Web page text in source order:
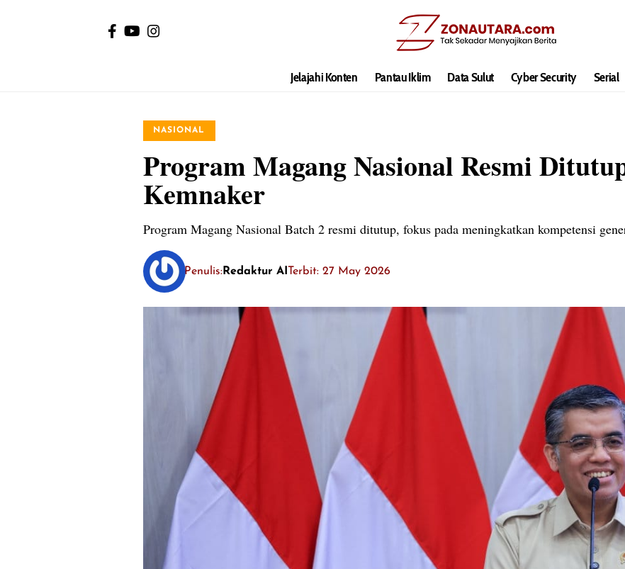
Jelajahi Konten Pantau Iklim Data Sulut Cyber Security Serial
NASIONAL
Program Magang Nasional Resmi
Kemnaker
Program Magang Nasional Batch 2 resmi ditutup, fokus pada meningkatkan kompetensi
Penulis:Redaktur AI Terbit: 27 May 2026